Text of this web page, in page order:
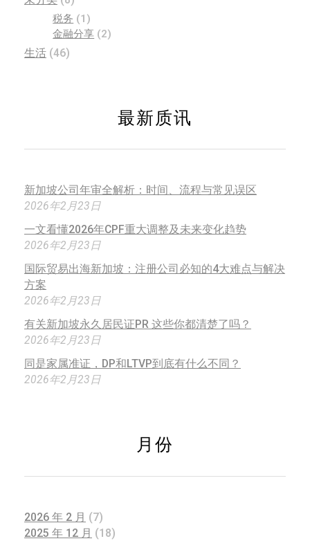
税务 (1)
金融分享 (2)
生活 (46)
最新质讯
新加坡公司年审全解析：时间、流程与常见误区
2026年2月23日
一文看懂2026年CPF重大调整及未来变化趋势
2026年2月23日
国际贸易出海新加坡：注册公司必知的4大难点与解决
方案
2026年2月23日
有关新加坡永久居民证PR 这些你都清楚了吗？
2026年2月23日
同是家属准证，DP和LTVP到底有什么不同？
2026年2月23日
月份
2026 年 2 月 (7)
2025 年 12 月 (18)